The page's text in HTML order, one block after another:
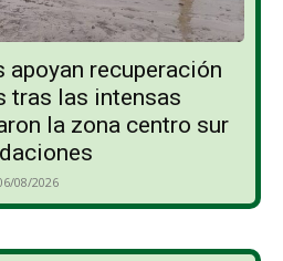
apoyan recuperación
tras las intensas
la zona centro sur
08/2026